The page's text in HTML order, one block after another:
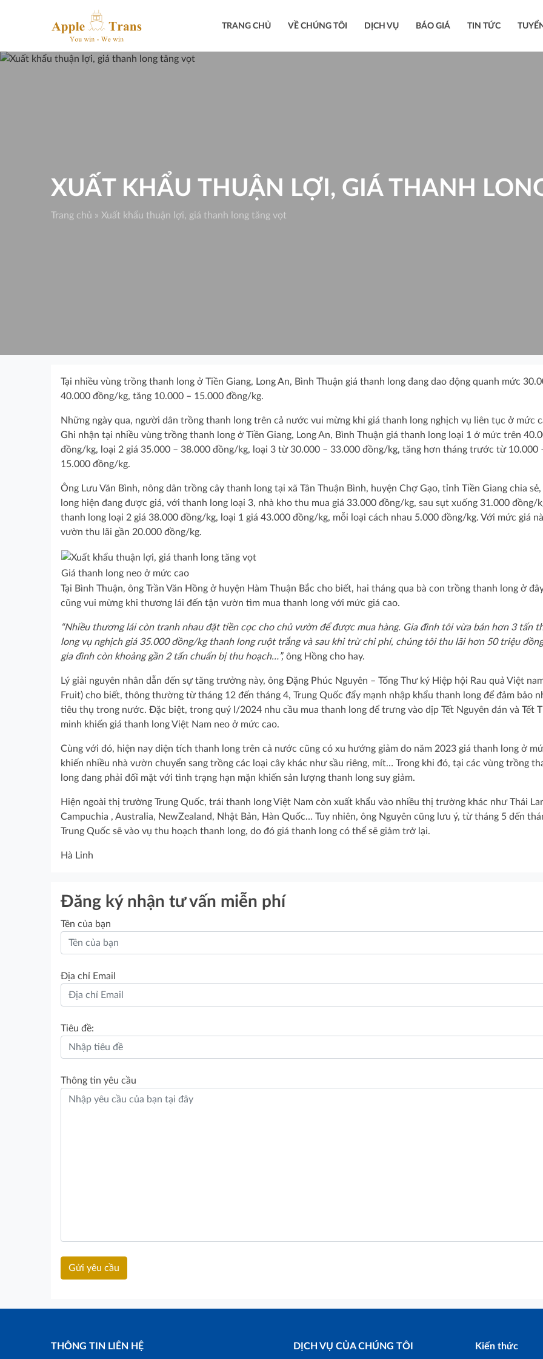
TRANG CHỦ VỀ CHÚNG TÔI DỊCH VỤ BÁO GIÁ TIN TỨC
XUẤT KHẨU THUẬN LỢI, GIÁ THANH
Trang chủ » Xuất khẩu thuận lợi, giá thanh long tăng vọt
Tại nhiều vùng trồng thanh long ở Tiền Giang, Long An, Bình Thuận giá thanh long đang dao động quanh mức
40.000 đồng/kg, tăng 10.000 – 15.000 đồng/kg.
Những ngày qua, người dân trồng thanh long trên cả nước vui mừng khi giá thanh long nghịch vụ liên tục ở mức
Ghi nhận tại nhiều vùng trồng thanh long ở Tiền Giang, Long An, Bình Thuận giá thanh long loại 1 ở mức trên
đồng/kg, loại 2 giá 35.000 – 38.000 đồng/kg, loại 3 từ 30.000 – 33.000 đồng/kg, tăng hơn tháng trước từ 10.000
15.000 đồng/kg.
Ông Lưu Văn Bình, nông dân trồng cây thanh long tại xã Tân Thuận Bình, huyện Chợ Gạo, tỉnh Tiền Giang chia
long hiện đang được giá, với thanh long loại 3, nhà kho thu mua giá 33.000 đồng/kg, sau sụt xuống 31.000 đồng/
thanh long loại 2 giá 38.000 đồng/kg, loại 1 giá 43.000 đồng/kg, mỗi loại cách nhau 5.000 đồng/kg. Với mức giá
vườn thu lãi gần 20.000 đồng/kg.
Giá thanh long neo ở mức cao
Tại Bình Thuận, ông Trần Văn Hồng ở huyện Hàm Thuận Bắc cho biết, hai tháng qua bà con trồng thanh long ở
cũng vui mừng khi thương lái đến tận vườn tìm mua thanh long với mức giá cao.
“Nhiều thương lái còn tranh nhau đặt tiền cọc cho chủ vườn để được mua hàng. Gia đình tôi vừa bán hơn 3 tấn
long vụ nghịch giá 35.000 đồng/kg thanh long ruột trắng và sau khi trừ chi phí, chúng tôi thu lãi hơn 50 triệu
gia đình còn khoảng gần 2 tấn chuẩn bị thu hoạch…”, ông Hồng cho hay.
Lý giải nguyên nhân dẫn đến sự tăng trưởng này, ông Đặng Phúc Nguyên – Tổng Thư ký Hiệp hội Rau quả Việt
Fruit) cho biết, thông thường từ tháng 12 đến tháng 4, Trung Quốc đẩy mạnh nhập khẩu thanh long để đảm bảo
tiêu thụ trong nước. Đặc biệt, trong quý I/2024 nhu cầu mua thanh long để trưng vào dịp Tết Nguyên đán và Tết
minh khiến giá thanh long Việt Nam neo ở mức cao.
Cùng với đó, hiện nay diện tích thanh long trên cả nước cũng có xu hướng giảm do năm 2023 giá thanh long ở
khiến nhiều nhà vườn chuyển sang trồng các loại cây khác như sầu riêng, mít… Trong khi đó, tại các vùng trồng
long đang phải đối mặt với tình trạng hạn mặn khiến sản lượng thanh long suy giảm.
Hiện ngoài thị trường Trung Quốc, trái thanh long Việt Nam còn xuất khẩu vào nhiều thị trường khác như Thái
Campuchia , Australia, NewZealand, Nhật Bản, Hàn Quốc… Tuy nhiên, ông Nguyên cũng lưu ý, từ tháng 5 đến
Trung Quốc sẽ vào vụ thu hoạch thanh long, do đó giá thanh long có thể sẽ giảm trở lại.
Hà Linh
Đăng ký nhận tư vấn miễn phí
Tên của bạn
Địa chỉ Email
Tiêu đề:
Thông tin yêu cầu
THÔNG TIN LIÊN HỆ DỊCH VỤ CỦA CHÚNG TÔI Kiến thức